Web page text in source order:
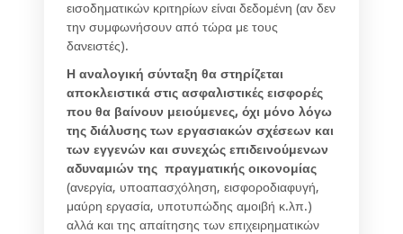
εισοδηματικών κριτηρίων είναι δεδομένη (αν δεν
την συμφωνήσουν από τώρα με τους
δανειστές).
Η αναλογική σύνταξη θα στηρίζεται
αποκλειστικά στις ασφαλιστικές εισφορές
που θα βαίνουν μειούμενες, όχι μόνο λόγω
της διάλυσης των εργασιακών σχέσεων και
των εγγενών και συνεχώς επιδεινούμενων
αδυναμιών της πραγματικής οικονομίας
(ανεργία, υποαπασχόληση, εισφοροδιαφυγή,
μαύρη εργασία, υποτυπώδης αμοιβή κ.λπ.)
αλλά και της απαίτησης των επιχειρηματικών